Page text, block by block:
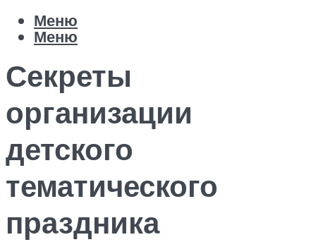
Меню
Меню
Секреты
организации
детского
тематического
праздника